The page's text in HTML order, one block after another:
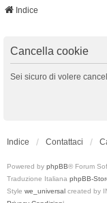
Indice
Cancella cookie
Sei sicuro di volere
Indice Contattaci
Powered by phpBB® Forum
Traduzione Italiana phpBB-
Style we_universal created by